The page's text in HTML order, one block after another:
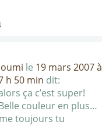
le 19 mars 2007 à
h 50 min dit:
ça c’est super!
couleur en plus…
toujours tu